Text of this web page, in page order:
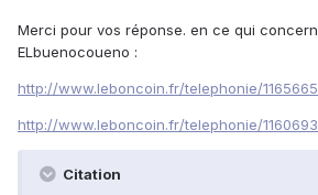
Merci pour vos réponse. en ce qui
ELbuenocoueno :
http://www.leboncoin.fr/telephonie/
http://www.leboncoin.fr/telephonie/
Citation